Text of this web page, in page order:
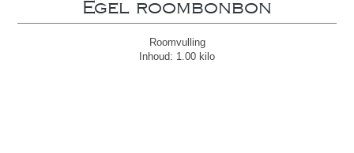
Egel roombonbon
Roomvulling
Inhoud: 1.00 kilo